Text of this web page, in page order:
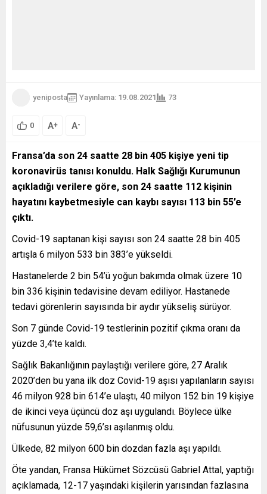
yeniposta Yayınlama: 19.08.2021 73
0 A+ A-
Fransa’da son 24 saatte 28 bin 405 kişiye yeni tip
koronavirüs tanısı konuldu. Halk Sağlığı Kurumunun
açıkladığı verilere göre, son 24 saatte 112 kişinin
hayatını kaybetmesiyle can kaybı sayısı 113 bin 55’e
çıktı.
Covid-19 saptanan kişi sayısı son 24 saatte 28 bin 405
artışla 6 milyon 533 bin 383’e yükseldi.
Hastanelerde 2 bin 54’ü yoğun bakımda olmak üzere 10
bin 336 kişinin tedavisine devam ediliyor. Hastanede
tedavi görenlerin sayısında bir aydır yükseliş sürüyor.
Son 7 günde Covid-19 testlerinin pozitif çıkma oranı da
yüzde 3,4’te kaldı.
Sağlık Bakanlığının paylaştığı verilere göre, 27 Aralık
2020’den bu yana ilk doz Covid-19 aşısı yapılanların sayısı
46 milyon 928 bin 614’e ulaştı, 40 milyon 152 bin 19 kişiye
de ikinci veya üçüncü doz aşı uygulandı. Böylece ülke
nüfusunun yüzde 59,6’sı aşılanmış oldu.
Ülkede, 82 milyon 600 bin dozdan fazla aşı yapıldı.
Öte yandan, Fransa Hükümet Sözcüsü Gabriel Attal, yaptığı
açıklamada, 12-17 yaşındaki kişilerin yarısından fazlasına